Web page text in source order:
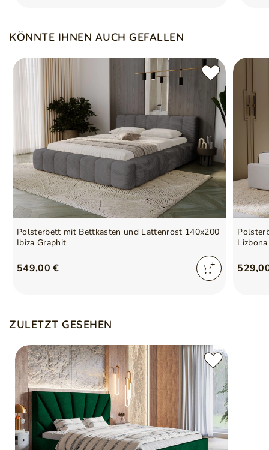
KÖNNTE IHNEN AUCH GEFALLEN
Polsterbett mit Bettkasten und Lattenrost 140x200
Ibiza Graphit
549,00 €
ZULETZT GESEHEN